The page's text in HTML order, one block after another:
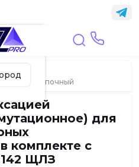
модуль кнопочный
для
комплекте с
ЩЛЗ